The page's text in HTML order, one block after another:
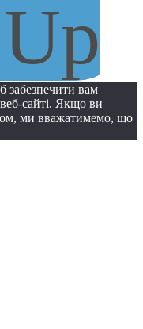
вам
сайті. Якщо ви
ми вважатимемо, що